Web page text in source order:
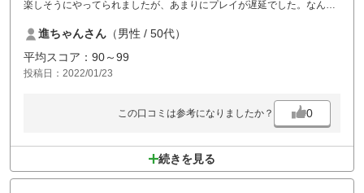
楽しそうにやってられましたが、あまりにプレイが遅延でした。なんと
次の人は、カートを横につけてからクラブを選んで、4人団子になって
プレイしていました。
コースも天気もよかったので残念でした。ハーフ3時間20分は、かかり
過ぎです。
進ちゃんさん （男性 / 50代）
平均スコア：90～99
投稿日：2022/01/23
この口コミは参考になりましたか？ 0
続きを見る